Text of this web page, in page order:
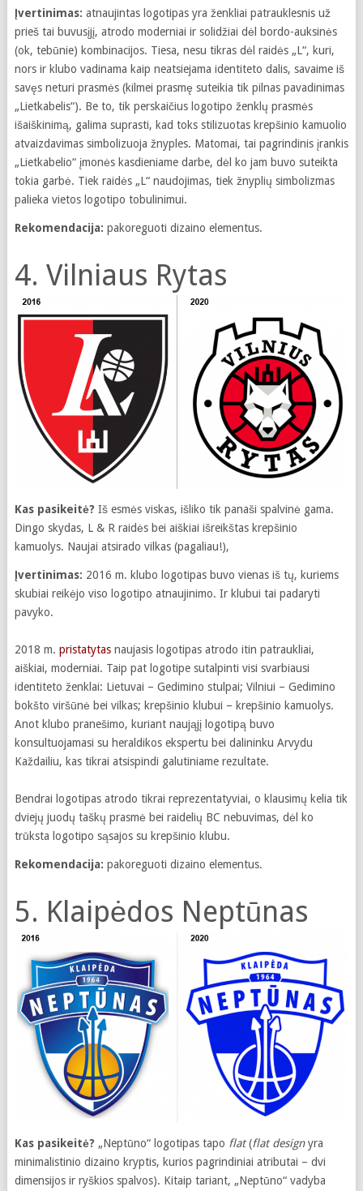
Įvertinimas: atnaujintas logotipas yra ženkliai patrauklesnis už
prieš tai buvusįjį, atrodo moderniai ir solidžiai dėl bordo-auksinės
(ok, tebūnie) kombinacijos. Tiesa, nesu tikras dėl raidės „L“, kuri,
nors ir klubo vadinama kaip neatsiejama identiteto dalis, savaime iš
savęs neturi prasmės (kilmei prasmę suteikia tik pilnas pavadinimas
„Lietkabelis“). Be to, tik perskaičius logotipo ženklų prasmės
išaiškinimą, galima suprasti, kad toks stilizuotas krepšinio kamuolio
atvaizdavimas simbolizuoja žnyples. Matomai, tai pagrindinis įrankis
„Lietkabelio“ įmonės kasdieniame darbe, dėl ko jam buvo suteikta
tokia garbė. Tiek raidės „L“ naudojimas, tiek žnyplių simbolizmas
palieka vietos logotipo tobulinimui.
Rekomendacija: pakoreguoti dizaino elementus.
4. Vilniaus Rytas
Kas pasikeitė? Iš esmės viskas, išliko tik panaši spalvinė gama.
Dingo skydas, L & R raidės bei aiškiai išreikštas krepšinio
kamuolys. Naujai atsirado vilkas (pagaliau!),
Įvertinimas: 2016 m. klubo logotipas buvo vienas iš tų, kuriems
skubiai reikėjo viso logotipo atnaujinimo. Ir klubui tai padaryti
pavyko.
2018 m. pristatytasnaujasis logotipas atrodo itin patraukliai,
aiškiai, moderniai. Taip pat logotipe sutalpinti visi svarbiausi
identiteto ženklai: Lietuvai – Gedimino stulpai; Vilniui – Gedimino
bokšto viršūnė bei vilkas; krepšinio klubui – krepšinio kamuolys.
Anot klubo pranešimo, kuriant naująjį logotipą buvo
konsultuojamasi su heraldikos ekspertu bei dalininku Arvydu
Každailiu, kas tikrai atsispindi galutiniame rezultate.
Bendrai logotipas atrodo tikrai reprezentatyviai, o klausimų kelia tik
dviejų juodų taškų prasmė bei raidelių BC nebuvimas, dėl ko
trūksta logotipo sąsajos su krepšinio klubu.
Rekomendacija: pakoreguoti dizaino elementus.
5. Klaipėdos Neptūnas
Kas pasikeitė? „Neptūno“ logotipas tapo flat(flat designyra
minimalistinio dizaino kryptis, kurios pagrindiniai atributai – dvi
dimensijos ir ryškios spalvos). Kitaip tariant, „Neptūno“ vadyba